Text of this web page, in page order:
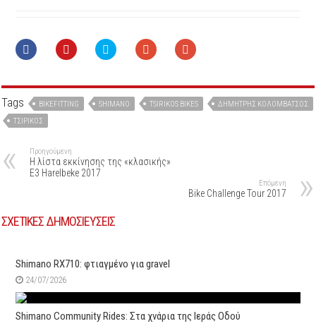
Tags BIKEFITTING SHIMANO TSIRIKOS BIKES
ΔΗΜΉΤΡΗΣ ΚΟΛΟΜΒΆΤΣΟΣ
ΤΣΙΡΙΚΟΣ
Προηγούμενη
Η λίστα εκκίνησης της «κλασικής»
E3 Harelbeke 2017
Επόμενη
Bike Challenge Tour 2017
ΣΧΕΤΙΚΕΣ ΔΗΜΟΣΙΕΥΣΕΙΣ
Shimano RX710: φτιαγμένο για gravel
24/07/2026
Shimano Community Rides: Στα χνάρια της Ιεράς Οδού